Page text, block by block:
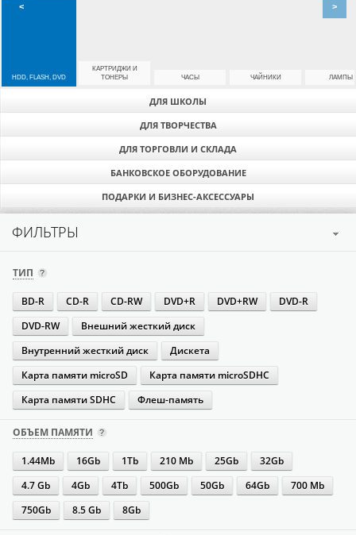
ДЛЯ ШКОЛЫ
ДЛЯ ТВОРЧЕСТВА
ДЛЯ ТОРГОВЛИ И СКЛАДА
БАНКОВСКОЕ ОБОРУДОВАНИЕ
ПОДАРКИ И БИЗНЕС-АКСЕССУАРЫ
HDD, FLASH, DVD
КАРТРИДЖИ И
ТОНЕРЫ
ЧАСЫ ЧАЙНИКИ ЛАМПЫ
< >
ФИЛЬТРЫ
ТИП
BD-R CD-R CD-RW DVD+R DVD+RW
DVD-R
DVD-RW
Внешний жесткий диск
Внутренний жесткий диск
Дискета
Карта памяти microSD
Карта памяти microSDHC
Карта памяти SDHC
Флеш-память
ОБЪЕМ ПАМЯТИ
1.44Mb 16Gb 1Tb 210 Mb 25Gb
32Gb
4.7 Gb
4Gb 4Tb 500Gb 50Gb 64Gb
700 Mb
750Gb
8.5 Gb 8Gb